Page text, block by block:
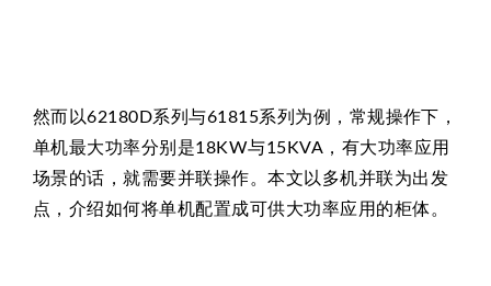
然而以62180D系列与61815系列为例，常规操作下，
单机最大功率分别是18KW与15KVA，有大功率应用
场景的话，就需要并联操作。本文以多机并联为出发
点，介绍如何将单机配置成可供大功率应用的柜体。